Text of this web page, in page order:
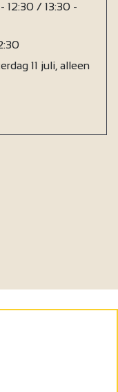
12:30 / 13:30 -
11 juli, alleen